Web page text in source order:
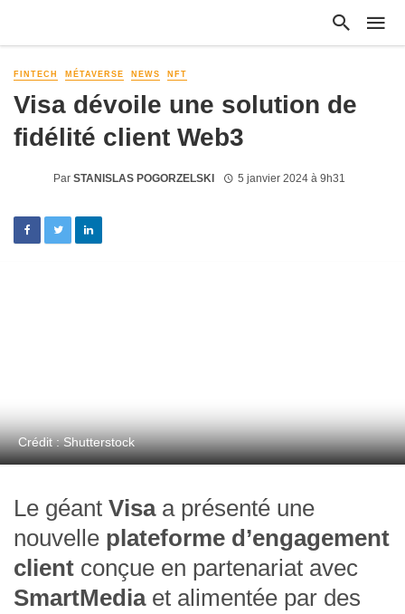
FINTECH MÉTAVERSE NEWS NFT
Visa dévoile une solution de
fidélité client Web3
Par STANISLAS POGORZELSKI 5 janvier 2024 à 9h31
Crédit : Shutterstock
Le géant Visaa présenté une
nouvelle plateforme d’engagement
client conçue en partenariat avec
SmartMedia et alimentée par des